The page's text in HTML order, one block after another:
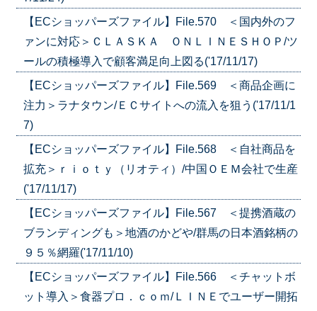
【ECショッパーズファイル】File.570 ＜国内外のフ
ァンに対応＞ＣＬＡＳＫＡ ＯＮＬＩＮＥＳＨＯＰ/ツ
ールの積極導入で顧客満足向上図る('17/11/17)
【ECショッパーズファイル】File.569 ＜商品企画に
注力＞ラナタウン/ＥＣサイトへの流入を狙う('17/11/1
7)
【ECショッパーズファイル】File.568 ＜自社商品を
拡充＞ｒｉｏｔｙ（リオティ）/中国ＯＥＭ会社で生産
('17/11/17)
【ECショッパーズファイル】File.567 ＜提携酒蔵の
ブランディングも＞地酒のかどや/群馬の日本酒銘柄の
９５％網羅('17/11/10)
【ECショッパーズファイル】File.566 ＜チャットボ
ット導入＞食器プロ．ｃｏｍ/ＬＩＮＥでユーザー開拓